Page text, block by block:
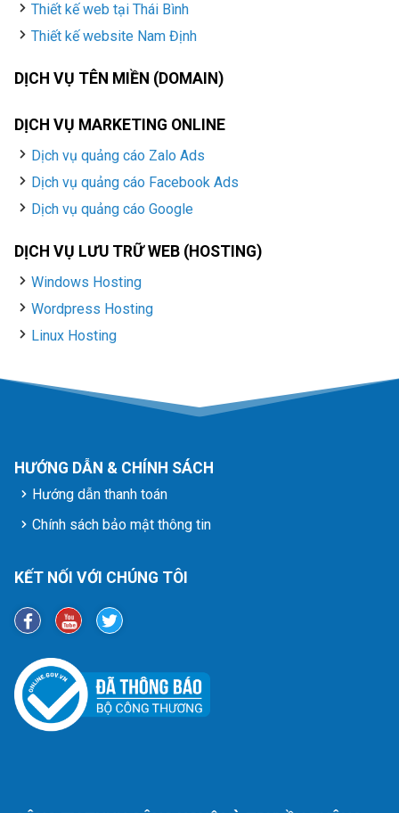
Thiết kế web tại Thái Bình
Thiết kế website Nam Định
DỊCH VỤ TÊN MIỀN (DOMAIN)
DỊCH VỤ MARKETING ONLINE
Dịch vụ quảng cáo Zalo Ads
Dịch vụ quảng cáo Facebook Ads
Dịch vụ quảng cáo Google
DỊCH VỤ LƯU TRỮ WEB (HOSTING)
Windows Hosting
Wordpress Hosting
Linux Hosting
HƯỚNG DẪN & CHÍNH SÁCH
Hướng dẫn thanh toán
Chính sách bảo mật thông tin
KẾT NỐI VỚI CHÚNG TÔI